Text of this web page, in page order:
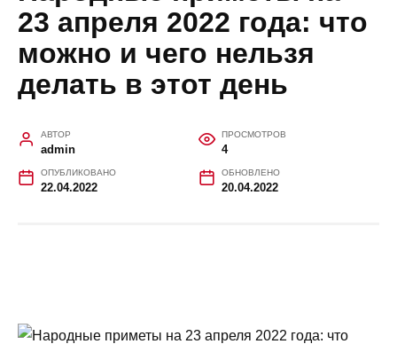
23 апреля 2022 года: что
можно и чего нельзя
делать в этот день
АВТОР
admin
ПРОСМОТРОВ
4
ОПУБЛИКОВАНО
22.04.2022
ОБНОВЛЕНО
20.04.2022